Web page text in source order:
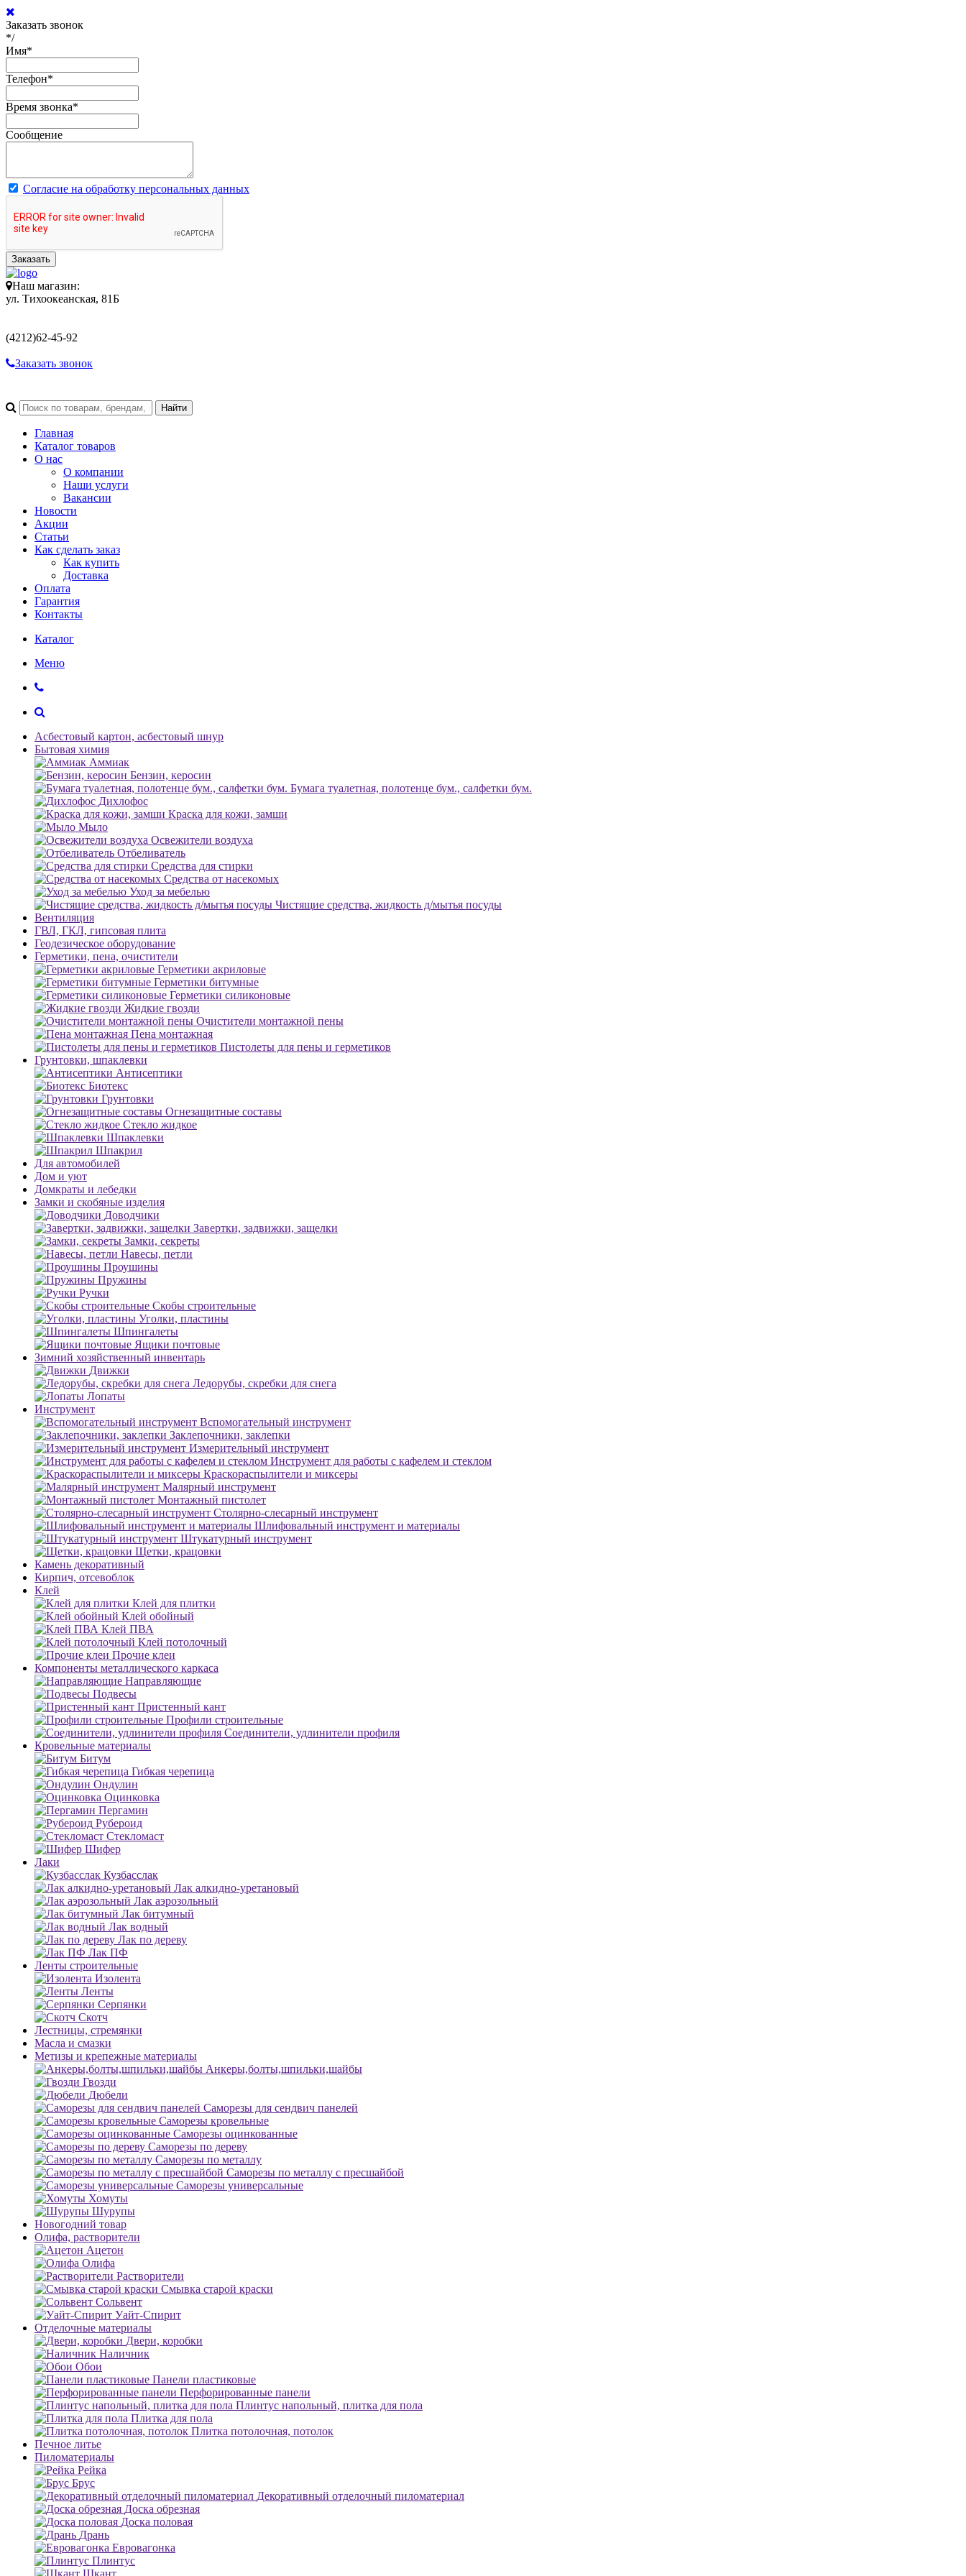
Заказать звонок
*/
Имя*
Телефон*
Время звонка*
Сообщение
Согласие на обработку персональных данных
Заказать
Наш магазин:
ул. Тихоокеанская, 81Б
(4212)62-45-92
Заказать звонок
Главная
Каталог товаров
О нас
О компании
Наши услуги
Вакансии
Новости
Акции
Статьи
Как сделать заказ
Как купить
Доставка
Оплата
Гарантия
Контакты
Каталог
Меню
Асбестовый картон, асбестовый шнур
Бытовая химия
Аммиак
Бензин, керосин
Бумага туалетная, полотенце бум., салфетки бум.
Дихлофос
Краска для кожи, замши
Мыло
Освежители воздуха
Отбеливатель
Средства для стирки
Средства от насекомых
Уход за мебелью
Чистящие средства, жидкость д/мытья посуды
Вентиляция
ГВЛ, ГКЛ, гипсовая плита
Геодезическое оборудование
Герметики, пена, очистители
Герметики акриловые
Герметики битумные
Герметики силиконовые
Жидкие гвозди
Очистители монтажной пены
Пена монтажная
Пистолеты для пены и герметиков
Грунтовки, шпаклевки
Антисептики
Биотекс
Грунтовки
Огнезащитные составы
Стекло жидкое
Шпаклевки
Шпакрил
Для автомобилей
Дом и уют
Домкраты и лебедки
Замки и скобяные изделия
Доводчики
Завертки, задвижки, защелки
Замки, секреты
Навесы, петли
Проушины
Пружины
Ручки
Скобы строительные
Уголки, пластины
Шпингалеты
Ящики почтовые
Зимний хозяйственный инвентарь
Движки
Ледорубы, скребки для снега
Лопаты
Инструмент
Вспомогательный инструмент
Заклепочники, заклепки
Измерительный инструмент
Инструмент для работы с кафелем и стеклом
Краскораспылители и миксеры
Малярный инструмент
Монтажный пистолет
Столярно-слесарный инструмент
Шлифовальный инструмент и материалы
Штукатурный инструмент
Щетки, крацовки
Камень декоративный
Кирпич, отсевоблок
Клей
Клей для плитки
Клей обойный
Клей ПВА
Клей потолочный
Прочие клеи
Компоненты металлического каркаса
Направляющие
Подвесы
Пристенный кант
Профили строительные
Соединители, удлинители профиля
Кровельные материалы
Битум
Гибкая черепица
Ондулин
Оцинковка
Пергамин
Рубероид
Стекломаст
Шифер
Лаки
Кузбасслак
Лак алкидно-уретановый
Лак аэрозольный
Лак битумный
Лак водный
Лак по дереву
Лак ПФ
Ленты строительные
Изолента
Ленты
Серпянки
Скотч
Лестницы, стремянки
Масла и смазки
Метизы и крепежные материалы
Анкеры,болты,шпильки,шайбы
Гвозди
Дюбели
Саморезы для сендвич панелей
Саморезы кровельные
Саморезы оцинкованные
Саморезы по дереву
Саморезы по металлу
Саморезы по металлу с пресшайбой
Саморезы универсальные
Хомуты
Шурупы
Новогодний товар
Олифа, растворители
Ацетон
Олифа
Растворители
Смывка старой краски
Сольвент
Уайт-Спирит
Отделочные материалы
Двери, коробки
Наличник
Обои
Панели пластиковые
Перфорированные панели
Плинтус напольный, плитка для пола
Плитка для пола
Плитка потолочная, потолок
Печное литье
Пиломатериалы
Рейка
Брус
Декоративный отделочный пиломатериал
Доска обрезная
Доска половая
Дрань
Евровагонка
Плинтус
Шкант